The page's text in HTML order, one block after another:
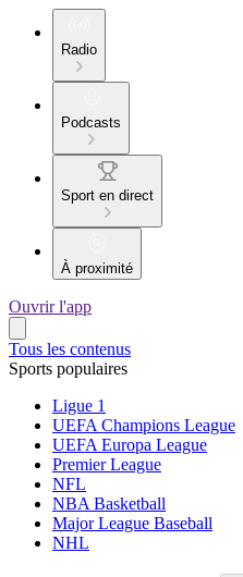
Radio
Podcasts
Sport en direct
À proximité
Ouvrir l'app
Tous les contenus
Sports populaires
Ligue 1
UEFA Champions League
UEFA Europa League
Premier League
NFL
NBA Basketball
Major League Baseball
NHL